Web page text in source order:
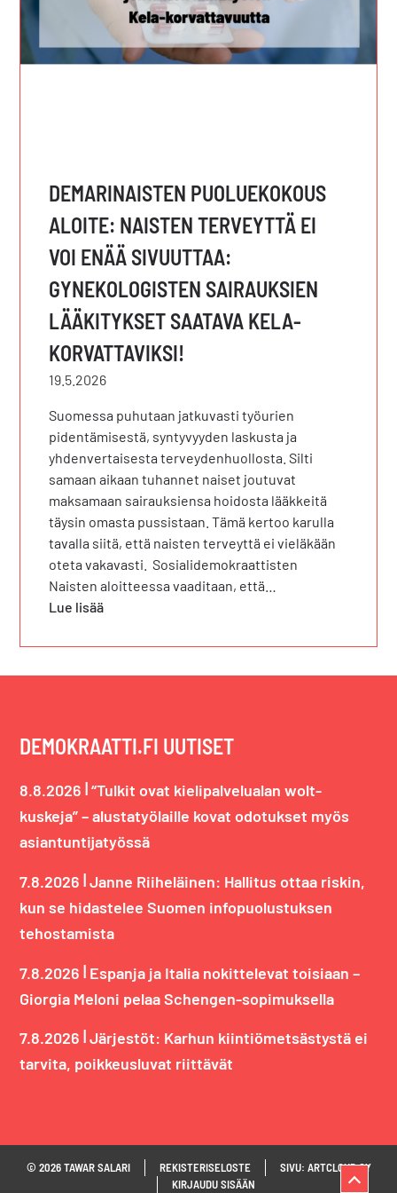
DEMARINAISTEN PUOLUEKOKOUS
ALOITE: NAISTEN TERVEYTTÄ EI
VOI ENÄÄ SIVUUTTAA:
GYNEKOLOGISTEN SAIRAUKSIEN
LÄÄKITYKSET SAATAVA KELA-
KORVATTAVIKSI!
19.5.2026
Suomessa puhutaan jatkuvasti työurien
pidentämisestä, syntyvyyden laskusta ja
yhdenvertaisesta terveydenhuollosta. Silti
samaan aikaan tuhannet naiset joutuvat
maksamaan sairauksiensa hoidosta lääkkeitä
täysin omasta pussistaan. Tämä kertoo karulla
tavalla siitä, että naisten terveyttä ei vieläkään
oteta vakavasti. Sosialidemokraattisten
Naisten aloitteessa vaaditaan, että…
Lue lisää
DEMOKRAATTI.FI UUTISET
8.8.2026 |“Tulkit ovat kielipalvelualan wolt-
kuskeja” – alustatyölaille kovat odotukset myös
asiantuntijatyössä
7.8.2026 |Janne Riiheläinen: Hallitus ottaa riskin,
kun se hidastelee Suomen infopuolustuksen
tehostamista
7.8.2026 | Espanja ja Italia nokittelevat toisiaan –
Giorgia Meloni pelaa Schengen-sopimuksella
7.8.2026 |Järjestöt: Karhun kiintiömetsästystä ei
tarvita, poikkeusluvat riittävät
© 2026 TAWAR SALARI REKISTERISELOSTE
SIVU: ARTCLOUD OY
KIRJAUDU SISÄÄN